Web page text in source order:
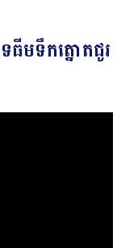
ធីមទឹកត្នោតជូរ